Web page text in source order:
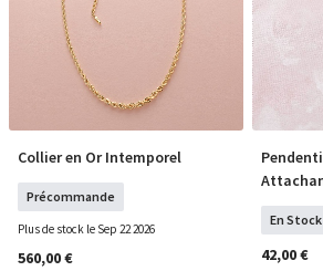
PRÉCOMMANDER
Collier en Or Intemporel
Précommande
Plus de stock le Sep 22 2026
560,00 €
En Stock
42,00 €